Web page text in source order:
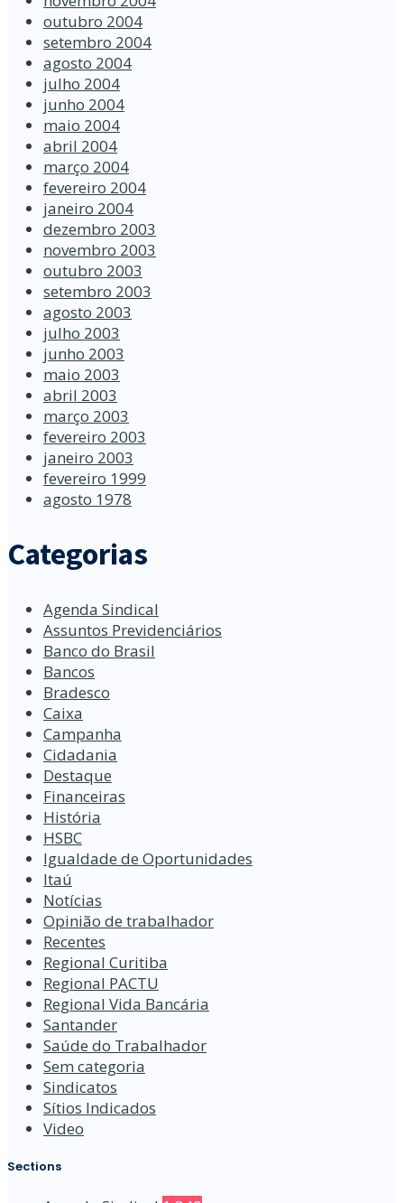
outubro 2004
setembro 2004
agosto 2004
julho 2004
junho 2004
maio 2004
abril 2004
março 2004
fevereiro 2004
janeiro 2004
dezembro 2003
novembro 2003
outubro 2003
setembro 2003
agosto 2003
julho 2003
junho 2003
maio 2003
abril 2003
março 2003
fevereiro 2003
janeiro 2003
fevereiro 1999
agosto 1978
Categorias
Agenda Sindical
Assuntos Previdenciários
Banco do Brasil
Bancos
Bradesco
Caixa
Campanha
Cidadania
Destaque
Financeiras
História
HSBC
Igualdade de Oportunidades
Itaú
Notícias
Opinião de trabalhador
Recentes
Regional Curitiba
Regional PACTU
Regional Vida Bancária
Santander
Saúde do Trabalhador
Sem categoria
Sindicatos
Sítios Indicados
Video
Sections